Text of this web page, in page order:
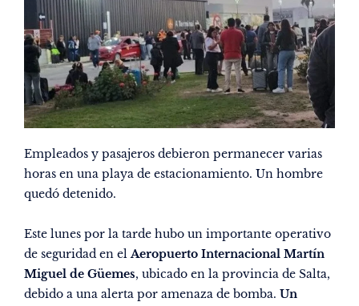
Empleados y pasajeros debieron permanecer varias
horas en una playa de estacionamiento. Un hombre
quedó detenido.
Este lunes por la tarde hubo un importante operativo
de seguridad en elAeropuerto Internacional Martín
Miguel de Güemes, ubicado en la provincia de Salta,
debido a una alerta por amenaza de bomba. Un